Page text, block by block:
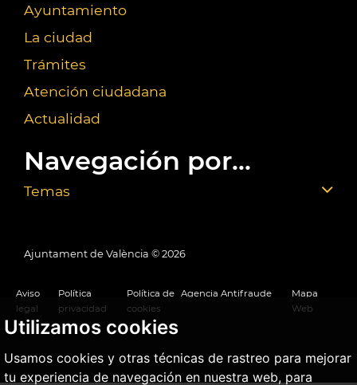
Utilizamos cookies
Usamos cookies y otras técnicas de rastreo para mejorar
tu experiencia de navegación en nuestra web, para
Ayuntamiento
La ciudad
Trámites
Atención ciudadana
Actualidad
Navegación por...
Temas
Ajuntament de València © 2026
Aviso
legal
Política
privacidad
Política de
cookies
Agencia Antifraude
Mapa
Web